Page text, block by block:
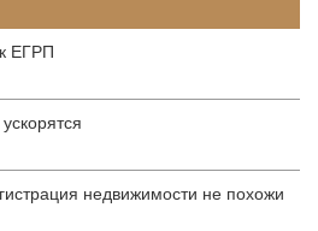
ЕГРП
недвижимости не похожи